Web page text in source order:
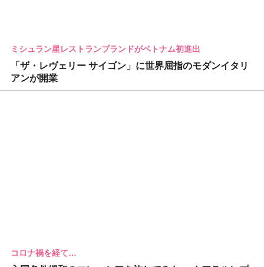
ミシュラン星レストランブランドがベトナム初進出
「ザ・レヴェリー サイゴン」に世界屈指のモダンイタリ
アンが開業
コロナ禍を経て…